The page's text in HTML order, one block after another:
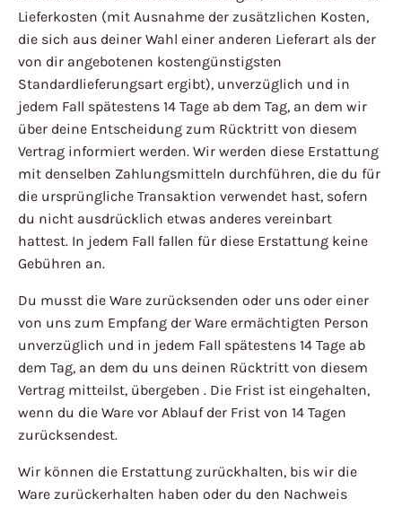
Lieferkosten (mit Ausnahme der zusätzlichen Kosten,
die sich aus deiner Wahl einer anderen Lieferart als der
von dir angebotenen kostengünstigsten
Standardlieferungsart ergibt), unverzüglich und in
jedem Fall spätestens 14 Tage ab dem Tag, an dem wir
über deine Entscheidung zum Rücktritt von diesem
Vertrag informiert werden. Wir werden diese Erstattung
mit denselben Zahlungsmitteln durchführen, die du für
die ursprüngliche Transaktion verwendet hast, sofern
du nicht ausdrücklich etwas anderes vereinbart
hattest. In jedem Fall fallen für diese Erstattung keine
Gebühren an.
Du musst die Ware zurücksenden oder uns oder einer
von uns zum Empfang der Ware ermächtigten Person
unverzüglich und in jedem Fall spätestens 14 Tage ab
dem Tag, an dem du uns deinen Rücktritt von diesem
Vertrag mitteilst, übergeben . Die Frist ist eingehalten,
wenn du die Ware vor Ablauf der Frist von 14 Tagen
zurücksendest.
Wir können die Erstattung zurückhalten, bis wir die
Ware zurückerhalten haben oder du den Nachweis